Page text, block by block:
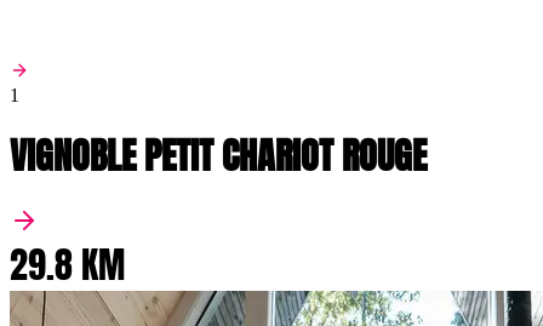
1
VIGNOBLE PETIT CHARIOT ROUGE
29.8 KM